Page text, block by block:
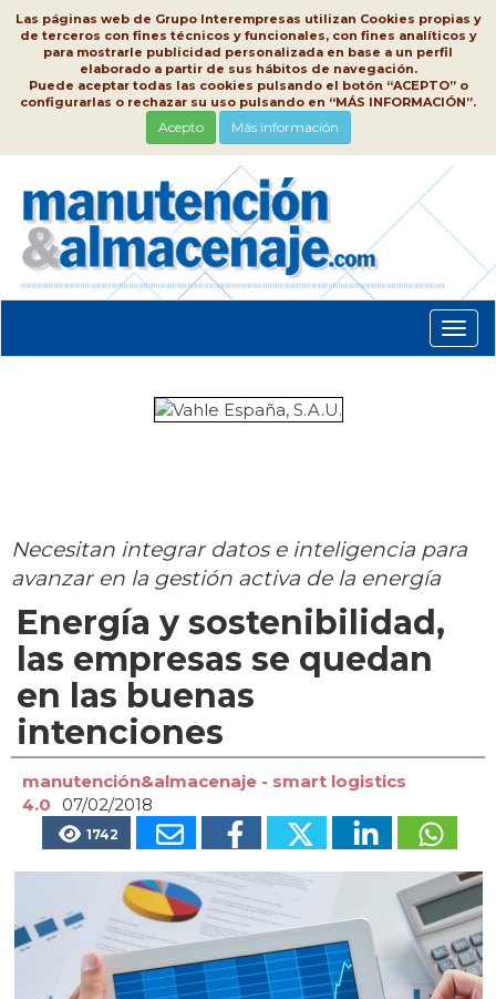
Las páginas web de Grupo Interempresas utilizan Cookies propias y
de terceros con fines técnicos y funcionales, con fines analíticos y
para mostrarle publicidad personalizada en base a un perfil
elaborado a partir de sus hábitos de navegación.
Puede aceptar todas las cookies pulsando el botón “ACEPTO” o
configurarlas o rechazar su uso pulsando en “MÁS INFORMACIÓN”.
Acepto Más información
Necesitan integrar datos e inteligencia para
avanzar en la gestión activa de la energía
Energía y sostenibilidad,
las empresas se quedan
en las buenas
intenciones
manutención&almacenaje - smart logistics
4.0
07/02/2018
1742